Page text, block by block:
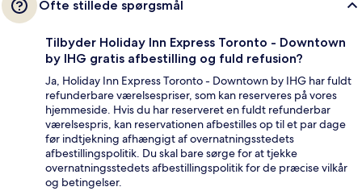
Ofte stillede spørgsmål
Tilbyder Holiday Inn Express Toronto - Downtown
by IHG gratis afbestilling og fuld refusion?
Ja, Holiday Inn Express Toronto - Downtown by IHG har fuldt
refunderbare værelsespriser, som kan reserveres på vores
hjemmeside. Hvis du har reserveret en fuldt refunderbar
værelsespris, kan reservationen afbestilles op til et par dage
før indtjekning afhængigt af overnatningsstedets
afbestillingspolitik. Du skal bare sørge for at tjekke
overnatningsstedets afbestillingspolitik for de præcise vilkår
og betingelser.